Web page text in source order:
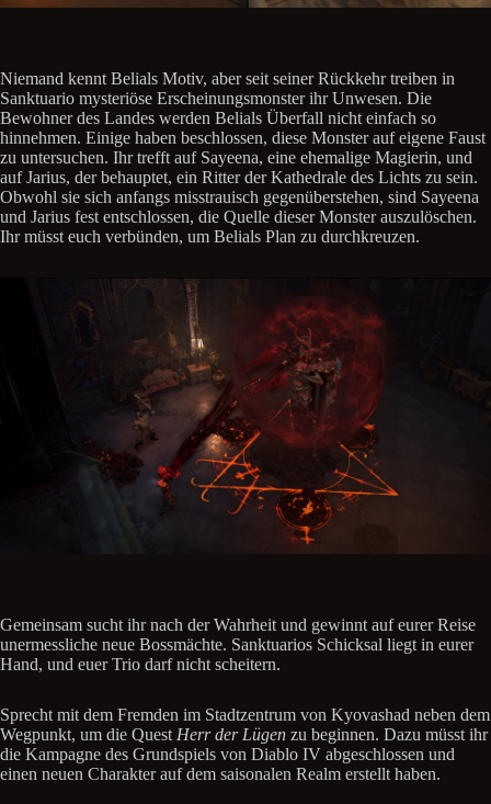
Niemand kennt Belials Motiv, aber seit seiner Rückkehr treiben in
Sanktuario mysteriöse Erscheinungsmonster ihr Unwesen. Die
Bewohner des Landes werden Belials Überfall nicht einfach so
hinnehmen. Einige haben beschlossen, diese Monster auf eigene Faust
zu untersuchen. Ihr trefft auf Sayeena, eine ehemalige Magierin, und
auf Jarius, der behauptet, ein Ritter der Kathedrale des Lichts zu sein.
Obwohl sie sich anfangs misstrauisch gegenüberstehen, sind Sayeena
und Jarius fest entschlossen, die Quelle dieser Monster auszulöschen.
Ihr müsst euch verbünden, um Belials Plan zu durchkreuzen.
Gemeinsam sucht ihr nach der Wahrheit und gewinnt auf eurer Reise
unermessliche neue Bossmächte. Sanktuarios Schicksal liegt in eurer
Hand, und euer Trio darf nicht scheitern.
Sprecht mit dem Fremden im Stadtzentrum von Kyovashad neben dem
Wegpunkt, um die Quest Herr der Lügen zu beginnen. Dazu müsst ihr
die Kampagne des Grundspiels von Diablo IV abgeschlossen und
einen neuen Charakter auf dem saisonalen Realm erstellt haben.